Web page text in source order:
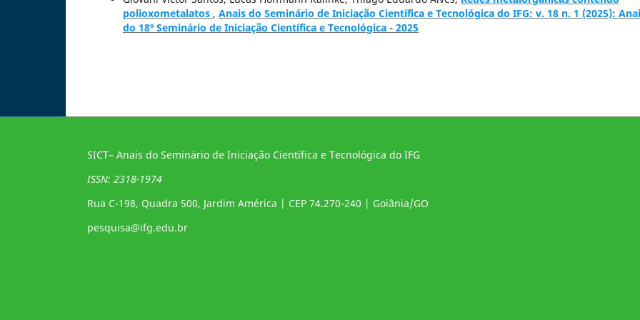
polioxometalatos , Anais do Seminário de Iniciação Científica e Tecnológica do IFG: v. 18 n. 1 (2025):
do 18º Seminário de Iniciação Científica e Tecnológica - 2025
SICT– Anais do Seminário de Iniciação Científica e Tecnológica do IFG
ISSN: 2318-1974
Rua C-198, Quadra 500, Jardim América | CEP 74.270-240 | Goiânia/GO
pesquisa@ifg.edu.br